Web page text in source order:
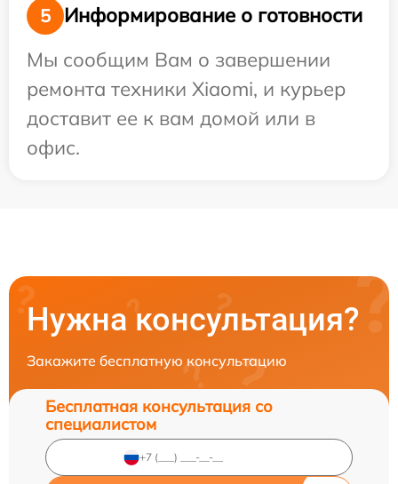
5
Информирование о готовности
Мы сообщим Вам о завершении
ремонта техники Xiaomi, и курьер
доставит ее к вам домой или в
офис.
Нужна консультация?
Закажите бесплатную консультацию
Бесплатная консультация со
специалистом